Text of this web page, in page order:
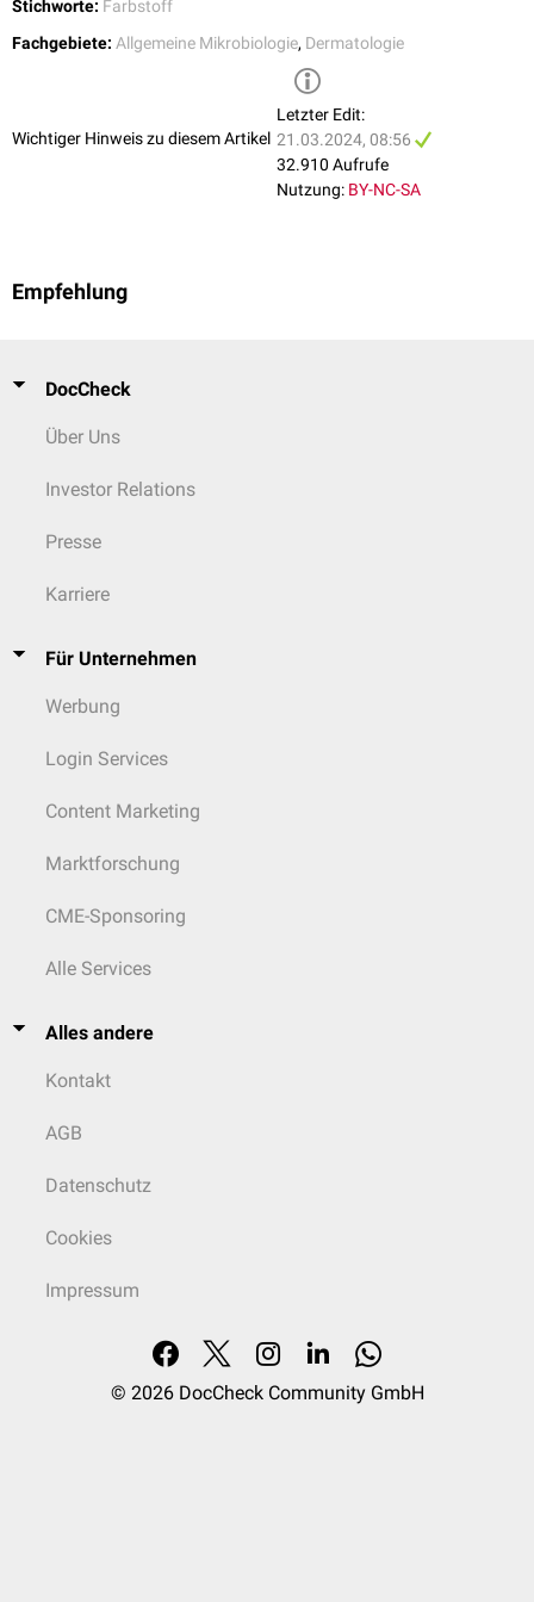
Narkosegeräten und beim Tauchen (Rebreathern) zum Erkennen des
Stichworte: Farbstoff
Fachgebiete: Allgemeine Mikrobiologie, Dermatologie
Wichtiger Hinweis zu diesem Artikel
Letzter Edit:
21.03.2024, 08:56
32.910 Aufrufe
Nutzung: BY-NC-SA
Empfehlung
DocCheck
Über Uns
Investor Relations
Presse
Karriere
Für Unternehmen
Werbung
Login Services
Content Marketing
Marktforschung
CME-Sponsoring
Alle Services
Alles andere
Kontakt
AGB
Datenschutz
Cookies
Impressum
© 2026 DocCheck Community GmbH